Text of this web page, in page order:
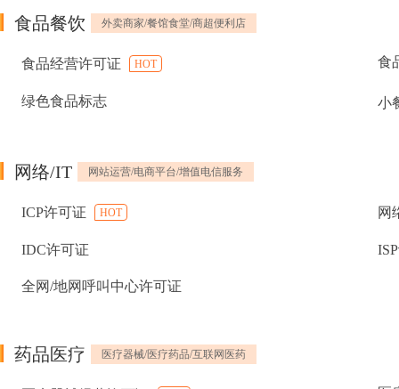
食品餐饮 外卖商家/餐馆食堂/商超便利店
食品经营许可证 HOT 食
绿色食品标志 小
网络/IT 网站运营/电商平台/增值电信服务
ICP许可证 HOT 网
IDC许可证
全网/地网呼叫中心许可证
药品医疗 医疗器械/医疗药品/互联网医药